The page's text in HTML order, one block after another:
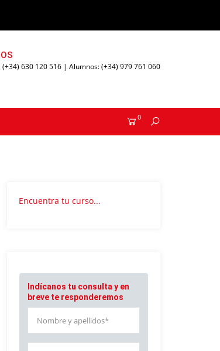
(+34) 630 120 516 | Alumnos: (+34) 979 761 060
0
Encuentra tu curso...
Indícanos tu consulta y en
breve te responderemos